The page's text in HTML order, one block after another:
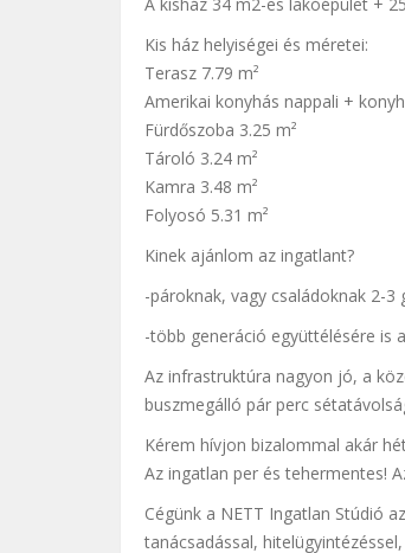
Kis ház helyiségei és méretei:
Terasz 7.79 m²
Amerikai konyhás nappali +
Fürdőszoba 3.25 m²
Tároló 3.24 m²
Kamra 3.48 m²
Folyosó 5.31 m²
Kinek ajánlom az ingatlant?
-pároknak, vagy családoknak 2-
-több generáció együttélésére is
Az infrastruktúra nagyon jó, a
buszmegálló pár perc
Kérem hívjon bizalommal akár
Az ingatlan per és tehermentes!
Cégünk a NETT Ingatlan Stúdió
tanácsadással,